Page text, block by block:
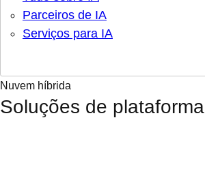
Parceiros de IA
Serviços para IA
Nuvem híbrida
Soluções de plataforma